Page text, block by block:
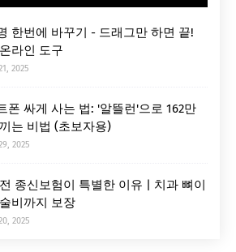
한번에 바꾸기 - 드래그만 하면 끝!
라인 도구
2025
폰 싸게 사는 법: '알뜰런'으로 162만
는 비법 (초보자용)
2025
종신보험이 특별한 이유 | 치과 뼈이
비까지 보장
2025